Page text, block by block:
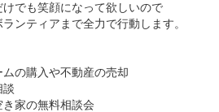
けでも笑顔になって欲しいので
ンティアまで全力で行動します。
の購入や不動産の売却
家の無料相談会